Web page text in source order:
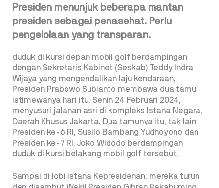
Presiden menunjuk beberapa mantan
presiden sebagai penasehat. Perlu
pengelolaan yang transparan.
duduk di kursi depan mobil golf berdampingan
dengan Sekretaris Kabinet (Seskab) Teddy Indra
Wijaya yang mengendalikan laju kendaraan,
Presiden Prabowo Subianto membawa dua tamu
istimewanya hari itu, Senin 24 Februari 2024,
menyusuri jalanan asri di kompleks Istana Negara,
Daerah Khusus Jakarta. Dua tamunya itu, tak lain
Presiden ke-6 RI, Susilo Bambang Yudhoyono dan
Presiden ke-7 RI, Joko Widodo berdampingan
duduk di kursi belakang mobil golf tersebut.
Sampai di lobi Istana Kepresidenan, mereka turun